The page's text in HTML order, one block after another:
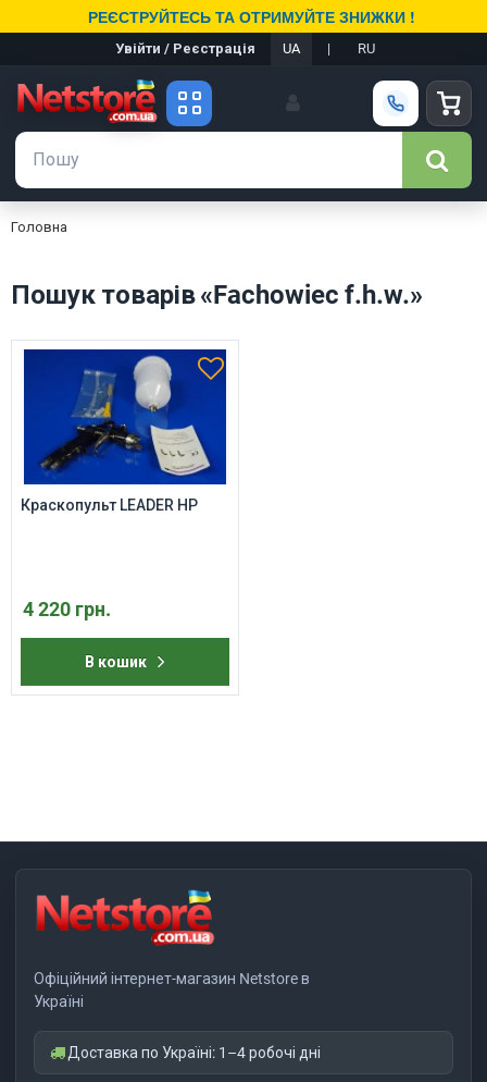
РЕЄСТРУЙТЕСЬ ТА ОТРИМУЙТЕ ЗНИЖКИ !
Увійти / Реєстрація UA | RU
Головна
Пошук товарів «Fachowiec f.h.w.»
Краскопульт LEADER HP
4 220 грн.
В кошик
Офіційний інтернет-магазин Netstore в
Україні
Доставка по Україні: 1–4 робочі дні